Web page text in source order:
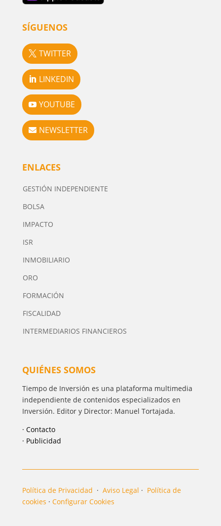
SÍGUENOS
TWITTER
LINKEDIN
YOUTUBE
NEWSLETTER
ENLACES
GESTIÓN INDEPENDIENTE
BOLSA
IMPACTO
ISR
INMOBILIARIO
ORO
FORMACIÓN
FISCALIDAD
INTERMEDIARIOS FINANCIEROS
QUIÉNES SOMOS
Tiempo de Inversión es una plataforma multimedia
independiente de contenidos especializados en
Inversión. Editor y Director: Manuel Tortajada.
· Contacto
· Publicidad
Política de Privacidad · Aviso Legal · Política de
cookies · Configurar Cookies